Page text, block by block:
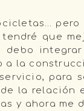
tendré que
debo
a la
para
la relación
y ahora me